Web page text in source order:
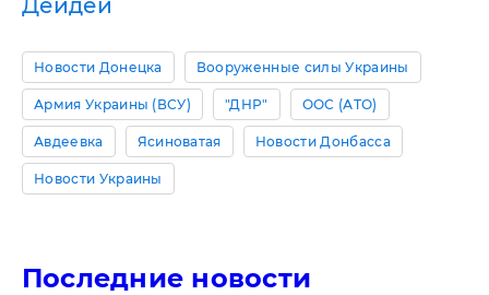
Новости Донецка Вооруженные силы Украины
Армия Украины (ВСУ) "ДНР" ООС (АТО)
Авдеевка Ясиноватая Новости Донбасса
Новости Украины
Последние новости